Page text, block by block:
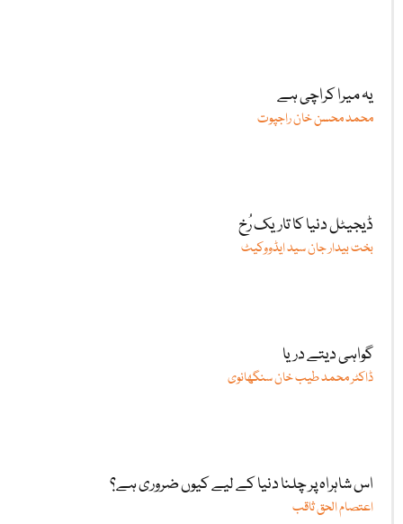
یہ میرا کراچی ہے
محمد محسن خان راجپوت
ڈیجیٹل دنیا کا تاریک رُخ
بخت بیدار جان سید ایڈووکیٹ
گواہی دیتے دریا
ڈاکٹر محمد طیب خان سنگھانوی
اس شاہراہ پر چلنا دنیا کے لیے کیوں ضروری ہے؟
اعتصام الحق ثاقب